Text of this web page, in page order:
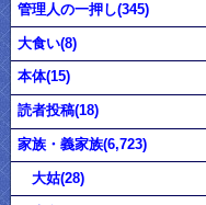
管理人の一押し(345)
大食い(8)
本体(15)
読者投稿(18)
家族・義家族(6,723)
大姑(28)